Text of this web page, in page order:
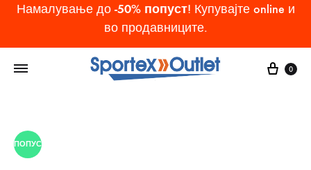
Намалување до -50% попуст! Купувајте online и
во продавниците.
Cart
0
ПОПУСТ